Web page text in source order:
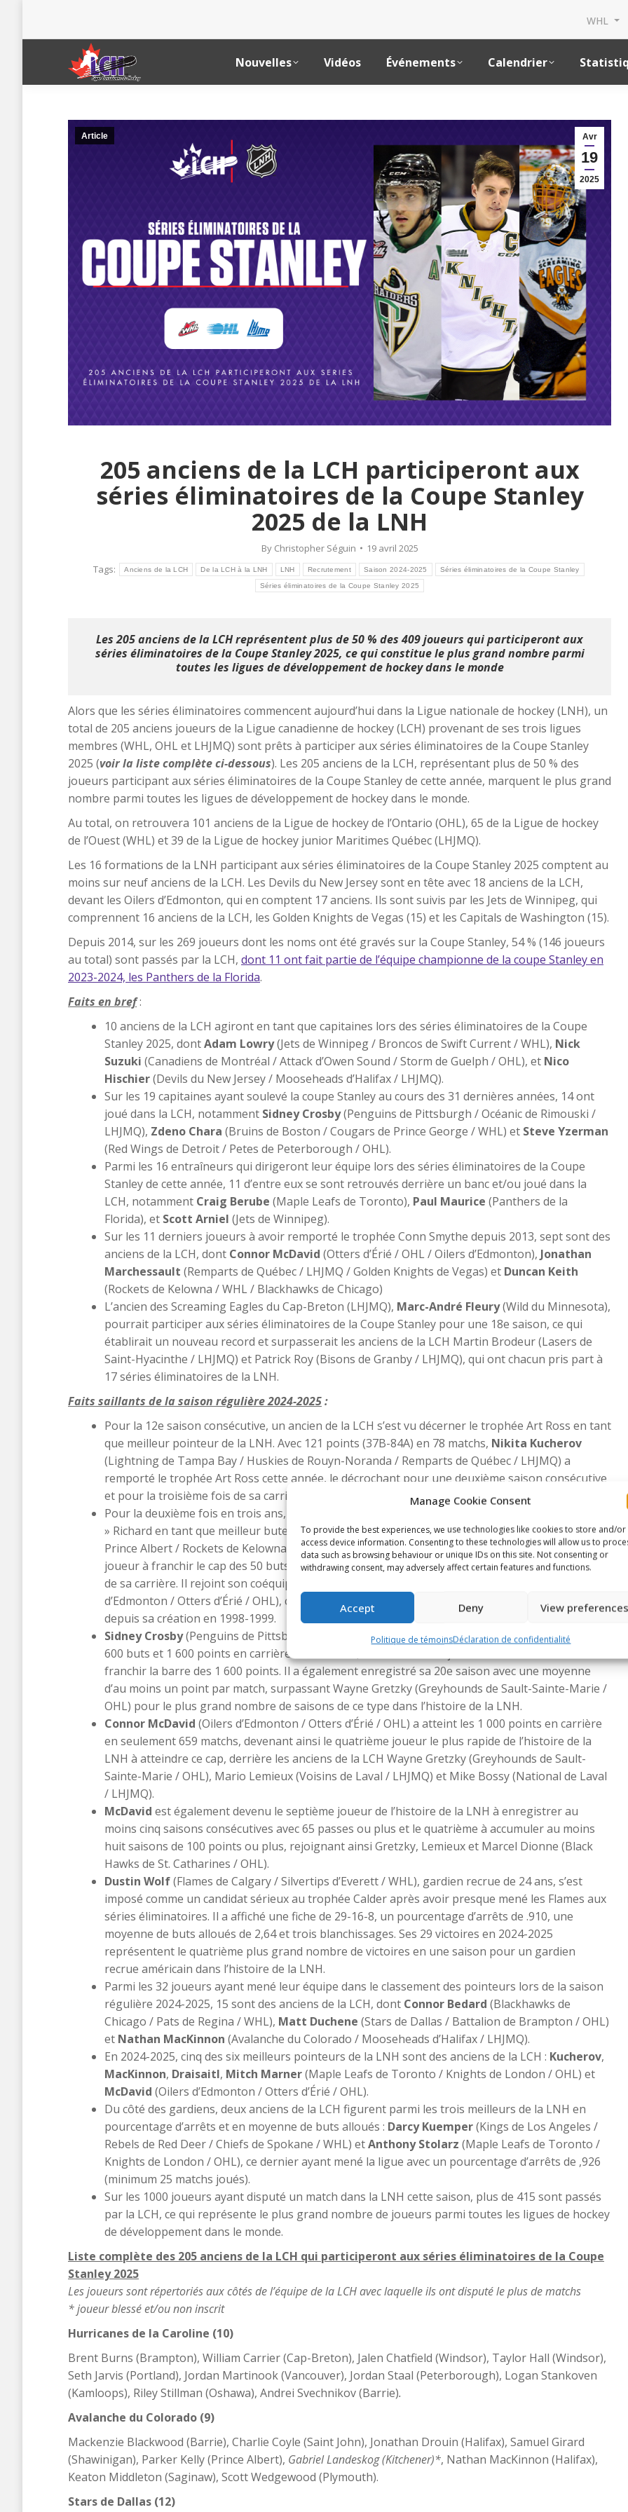
Manage Cookie Consent
To provide the best experiences, we use technologies like cookies to store and/or
access device information. Consenting to these technologies will allow us to
data such as browsing behaviour or unique IDs on this site. Not consenting or
withdrawing consent, may adversely affect certain features and functions.
Accept Deny View preferences
Politique de témoinsDéclaration de confidentialité
WHL
Nouvelles Vidéos Événements Calendrier
Avr
19
2025
Article
205 anciens de la LCH participeront aux
séries éliminatoires de la Coupe Stanley
2025 de la LNH
By Christopher Séguin
19 avril 2025
Tags:
Anciens de la LCH De la LCH à la LNH LNH Recrutement Saison 2024-2025 Séries éliminatoires de la Coupe Stanley
Séries éliminatoires de la Coupe Stanley 2025
Les 205 anciens de la LCH représentent plus de 50 % des 409 joueurs qui participeront aux
séries éliminatoires de la Coupe Stanley 2025, ce qui constitue le plus grand nombre parmi
toutes les ligues de développement de hockey dans le monde
Alors que les séries éliminatoires commencent aujourd’hui dans la Ligue nationale de hockey (LNH), un
total de 205 anciens joueurs de la Ligue canadienne de hockey (LCH) provenant de ses trois ligues
membres (WHL, OHL et LHJMQ) sont prêts à participer aux séries éliminatoires de la Coupe Stanley
2025 (voir la liste complète ci-dessous). Les 205 anciens de la LCH, représentant plus de 50 % des
joueurs participant aux séries éliminatoires de la Coupe Stanley de cette année, marquent le plus grand
nombre parmi toutes les ligues de développement de hockey dans le monde.
Au total, on retrouvera 101 anciens de la Ligue de hockey de l’Ontario (OHL), 65 de la Ligue de hockey
de l’Ouest (WHL) et 39 de la Ligue de hockey junior Maritimes Québec (LHJMQ).
Les 16 formations de la LNH participant aux séries éliminatoires de la Coupe Stanley 2025 comptent au
moins sur neuf anciens de la LCH. Les Devils du New Jersey sont en tête avec 18 anciens de la LCH,
devant les Oilers d’Edmonton, qui en comptent 17 anciens. Ils sont suivis par les Jets de Winnipeg, qui
comprennent 16 anciens de la LCH, les Golden Knights de Vegas (15) et les Capitals de Washington (15).
Depuis 2014, sur les 269 joueurs dont les noms ont été gravés sur la Coupe Stanley, 54 % (146 joueurs
au total) sont passés par la LCH, dont 11 ont fait partie de l’équipe championne de la coupe Stanley en
2023-2024, les Panthers de la Florida.
Faits en bref:
10 anciens de la LCH agiront en tant que capitaines lors des séries éliminatoires de la Coupe
Stanley 2025, dontAdam Lowry(Jets de Winnipeg / Broncos de Swift Current / WHL), Nick
Suzuki (Canadiens de Montréal / Attack d’Owen Sound / Storm de Guelph / OHL), et Nico
Hischier(Devils du New Jersey / Mooseheads d’Halifax / LHJMQ).
Sur les 19 capitaines ayant soulevé la coupe Stanley au cours des 31 dernières années, 14 ont
joué dans la LCH, notamment Sidney Crosby(Penguins de Pittsburgh / Océanic de Rimouski /
LHJMQ), Zdeno Chara (Bruins de Boston / Cougars de Prince George / WHL) et Steve Yzerman
(Red Wings de Detroit / Petes de Peterborough / OHL).
Parmi les 16 entraîneurs qui dirigeront leur équipe lors des séries éliminatoires de la Coupe
Stanley de cette année, 11 d’entre eux se sont retrouvés derrière un banc et/ou joué dans la
LCH, notamment Craig Berube (Maple Leafs de Toronto), Paul Maurice (Panthers de la
Florida), et Scott Arniel (Jets de Winnipeg).
Sur les 11 derniers joueurs à avoir remporté le trophée Conn Smythe depuis 2013, sept sont des
anciens de la LCH, dont Connor McDavid (Otters d’Érié / OHL / Oilers d’Edmonton), Jonathan
Marchessault (Remparts de Québec / LHJMQ / Golden Knights de Vegas) et Duncan Keith
(Rockets de Kelowna / WHL / Blackhawks de Chicago)
​L’ancien des Screaming Eagles du Cap-Breton (LHJMQ), Marc-André Fleury(Wild du Minnesota),
pourrait participer aux séries éliminatoires de la Coupe Stanley pour une 18e saison, ce qui
établirait un nouveau record et surpasserait les anciens de la LCH Martin Brodeur (Lasers de
Saint-Hyacinthe / LHJMQ) et Patrick Roy (Bisons de Granby / LHJMQ), qui ont chacun pris part à
17 séries éliminatoires de la LNH.
Faits saillants de la saison régulière 2024-2025:
Pour la 12e saison consécutive, un ancien de la LCH s’est vu décerner le trophée Art Ross en tant
que meilleur pointeur de la LNH. Avec 121 points (37B-84A) en 78 matchs, ​Nikita Kucherov
(Lightning de Tampa Bay / Huskies de Rouyn-Noranda / Remparts de Québec / LHJMQ) a
remporté le trophée Art Ross cette année, le décrochant pour une deuxième saison consécutive
et pour la troisième fois de sa carrière.
​Pour la deuxième fois en trois ans, un ancien de la LCH a remporté le trophée Maurice « Rocket
» Richard en tant que meilleur buteur de la LNH. Leon Draisaitl(Oilers d’Edmonton / Raiders de
Prince Albert / Rockets de Kelowna / WHL) a inscrit 52 buts en 2024-2025, devenant ainsi le seul
joueur à franchir le cap des 50 buts cette saison et remportant ce trophée pour la première fois
de sa carrière. Il rejoint son coéquipier et autre ancien de la LCH,
d’Edmonton / Otters d’Érié / OHL), comme les seuls joueurs des Oilers à avoir remporté ce prix
depuis sa création en 1998-1999.​
Sidney Crosby(Penguins de Pittsburgh / Océanic de Rimouski / LHJMQ) a atteint les jalons de
600 buts et 1 600 points en carrière cette saison, devenant le 10e joueur de l’histoire de la LNH à
franchir la barre des 1 600 points. Il a également enregistré sa 20e saison avec une moyenne
d’au moins un point par match, surpassant Wayne Gretzky (Greyhounds de Sault-Sainte-Marie /
OHL) pour le plus grand nombre de saisons de ce type dans l’histoire de la LNH.​
Connor McDavid (Oilers d’Edmonton / Otters d’Érié / OHL) a atteint les 1 000 points en carrière
en seulement 659 matchs, devenant ainsi le quatrième joueur le plus rapide de l’histoire de la
LNH à atteindre ce cap, derrière les anciens de la LCH Wayne Gretzky (Greyhounds de Sault-
Sainte-Marie / OHL), Mario Lemieux (Voisins de Laval / LHJMQ) et Mike Bossy (National de Laval
/ LHJMQ).
McDavid est également devenu le septième joueur de l’histoire de la LNH à enregistrer au
moins cinq saisons consécutives avec 65 passes ou plus et le quatrième à accumuler au moins
huit saisons de 100 points ou plus, rejoignant ainsi Gretzky, Lemieux et Marcel Dionne (Black
Hawks de St. Catharines / OHL).​
Dustin Wolf(Flames de Calgary / Silvertips d’Everett / WHL), gardien recrue de 24 ans, s’est
imposé comme un candidat sérieux au trophée Calder après avoir presque mené les Flames aux
séries éliminatoires. Il a affiché une fiche de 29-16-8, un pourcentage d’arrêts de .910, une
moyenne de buts alloués de 2,64 et trois blanchissages. Ses 29 victoires en 2024-2025
représentent le quatrième plus grand nombre de victoires en une saison pour un gardien
recrue américain dans l’histoire de la LNH.​
Parmi les 32 joueurs ayant mené leur équipe dans le classement des pointeurs lors de la saison
régulière 2024-2025, 15 sont des anciens de la LCH, dont Connor Bedard (Blackhawks de
Chicago / Pats de Regina / WHL), Matt Duchene (Stars de Dallas / Battalion de Brampton / OHL)
et Nathan MacKinnon (Avalanche du Colorado / Mooseheads d’Halifax / LHJMQ).
​En 2024-2025, cinq des six meilleurs pointeurs de la LNH sont des anciens de la LCH : Kucherov,
MacKinnon, Draisaitl, Mitch Marner(Maple Leafs de Toronto / Knights de London / OHL) et
McDavid (Oilers d’Edmonton / Otters d’Érié / OHL). ​
Du côté des gardiens, deux anciens de la LCH figurent parmi les trois meilleurs de la LNH en
pourcentage d’arrêts et en moyenne de buts alloués : Darcy Kuemper(Kings de Los Angeles /
Rebels de Red Deer / Chiefs de Spokane / WHL) etAnthony Stolarz (Maple Leafs de Toronto /
Knights de London / OHL), ce dernier ayant mené la ligue avec un pourcentage d’arrêts de ,926
(minimum 25 matchs joués).​
Sur les 1000 joueurs ayant disputé un match dans la LNH cette saison, plus de 415 sont passés
par la LCH, ce qui représente le plus grand nombre de joueurs parmi toutes les ligues de hockey
de développement dans le monde.
Liste complète des 205 anciens de la LCH qui participeront aux séries éliminatoires de la Coupe
Stanley 2025
Les joueurs sont répertoriés aux côtés de l’équipe de la LCH avec laquelle ils ont disputé le plus de matchs
* joueur blessé et/ou non inscrit
Hurricanes de la Caroline (10)
Brent Burns (Brampton), William Carrier (Cap-Breton), Jalen Chatfield (Windsor), Taylor Hall (Windsor),
Seth Jarvis (Portland), Jordan Martinook (Vancouver), Jordan Staal (Peterborough), Logan Stankoven
(Kamloops), Riley Stillman (Oshawa), Andrei Svechnikov (Barrie).
Avalanche du Colorado (9)
Mackenzie Blackwood (Barrie), Charlie Coyle (Saint John), Jonathan Drouin (Halifax), Samuel Girard
(Shawinigan), Parker Kelly (Prince Albert), Gabriel Landeskog (Kitchener)*, Nathan MacKinnon (Halifax),
Keaton Middleton (Saginaw), Scott Wedgewood (Plymouth).
Stars de Dallas (12)